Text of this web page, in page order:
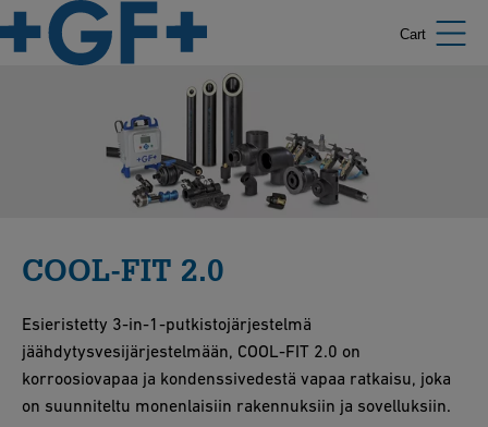
Cart
COOL-FIT 2.0
Esieristetty 3-in-1-putkistojärjestelmä
jäähdytysvesijärjestelmään, COOL-FIT 2.0 on
korroosiovapaa ja kondenssivedestä vapaa ratkaisu, joka
on suunniteltu monenlaisiin rakennuksiin ja sovelluksiin.